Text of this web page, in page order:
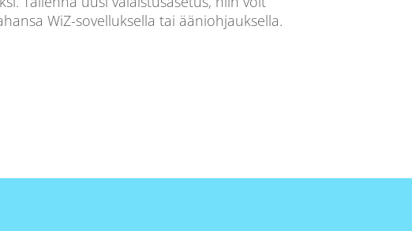
WiZ-sovelluksella tai ääniohjauksella.